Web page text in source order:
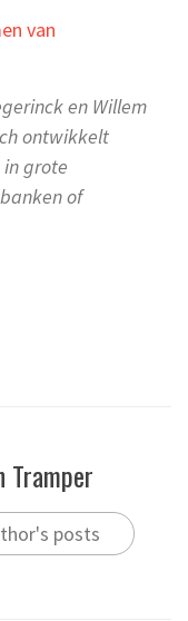
van
en Willem
ontwikkelt
grote
of
Tramper
posts